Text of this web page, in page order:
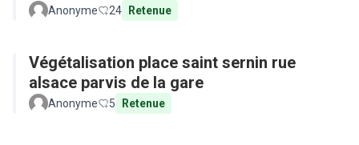
Anonyme 24 Retenue
Végétalisation place saint sernin rue
alsace parvis de la gare
Anonyme 5 Retenue